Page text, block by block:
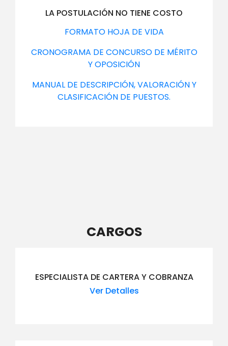
LA POSTULACIÓN NO TIENE COSTO
FORMATO HOJA DE VIDA
CRONOGRAMA DE CONCURSO DE MÉRITO
Y OPOSICIÓN
MANUAL DE DESCRIPCIÓN, VALORACIÓN Y
CLASIFICACIÓN DE PUESTOS.
CARGOS
ESPECIALISTA DE CARTERA Y COBRANZA
Ver Detalles